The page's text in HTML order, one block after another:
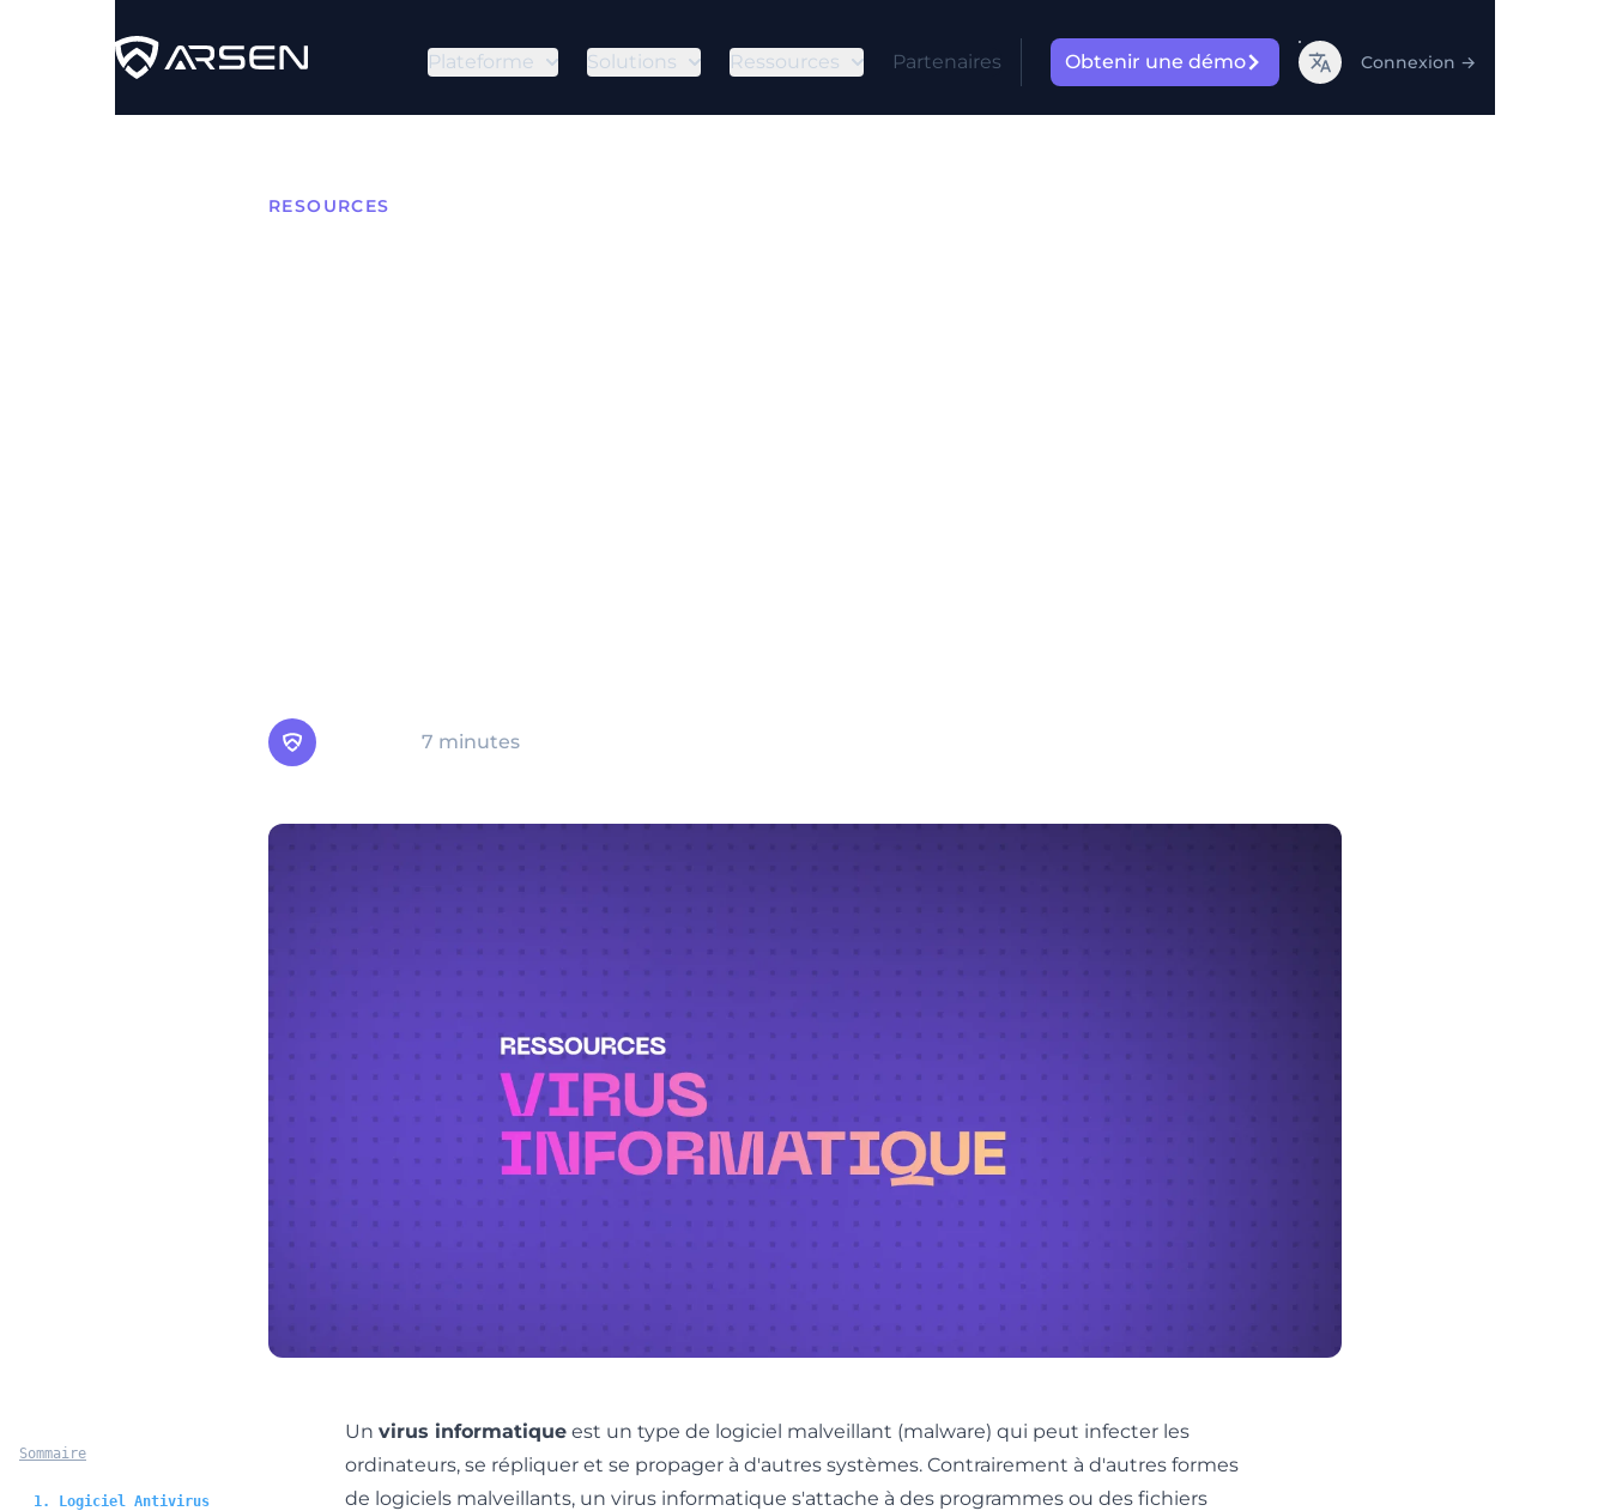
Plateforme Solutions Ressources Partenaires Obtenir une démo Connexion →
RESOURCES
7 minutes
Sommaire
1. Logiciel Antivirus
Un virus informatique est un type de logiciel malveillant (malware) qui peut infecter les
ordinateurs, se répliquer et se propager à d'autres systèmes. Contrairement à d'autres formes
de logiciels malveillants, un virus informatique s'attache à des programmes ou des fichiers